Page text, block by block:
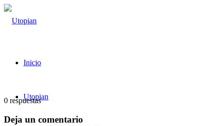
Inicio
Utopian
0 respuestas
Deja un comentario